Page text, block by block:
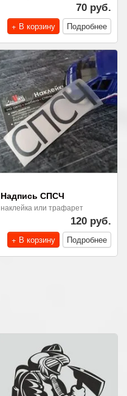
70 руб.
+ В корзину
Подробнее
Надпись СПСЧ
наклейка или трафарет
120 руб.
+ В корзину
Подробнее